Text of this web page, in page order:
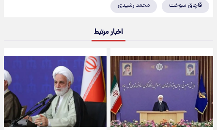
قاچاق سوخت محمد رشیدی
اخبار مرتبط